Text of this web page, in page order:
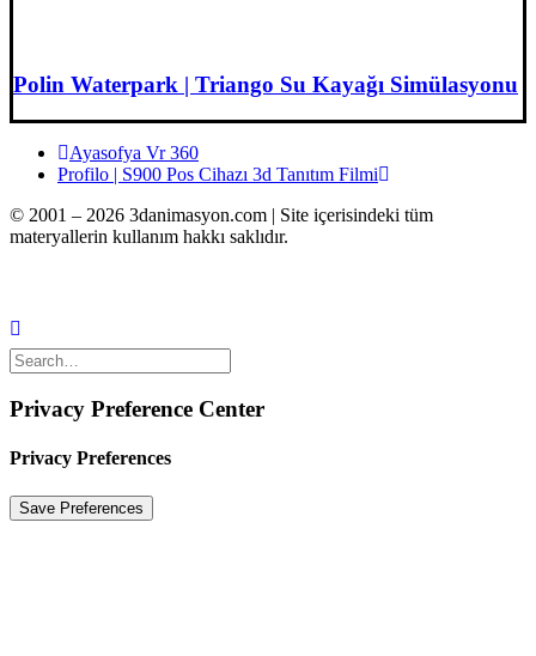
Polin Waterpark | Triango Su Kayağı Simülasyonu
Ayasofya Vr 360
Profilo | S900 Pos Cihazı 3d Tanıtım Filmi
© 2001 – 2026 3danimasyon.com | Site içerisindeki tüm
materyallerin kullanım hakkı saklıdır.
Privacy Preference Center
Privacy Preferences